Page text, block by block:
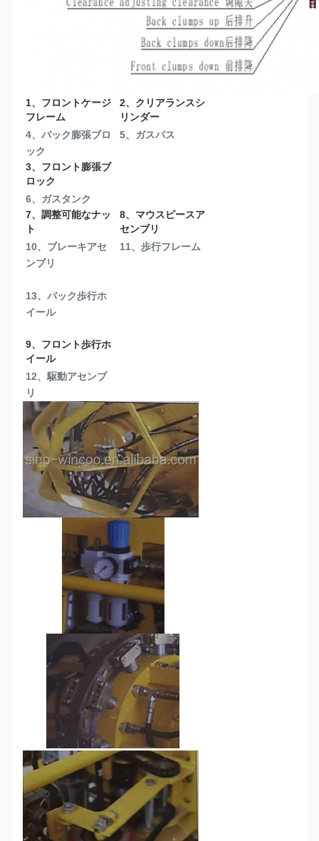
1、フロントケージ
フレーム
4、バック膨張ブロ
ック
2、クリアランスシ
リンダー
5、ガスパス
3、フロント膨張ブ
ロック
6、ガスタンク
7、調整可能なナッ
ト
10、ブレーキアセ
ンブリ
13、 バック歩行ホ
イール
8、マウスピースア
センブリ
11、歩行フレーム
9、フロント歩行ホ
イール
12、駆動アセンブ
リ